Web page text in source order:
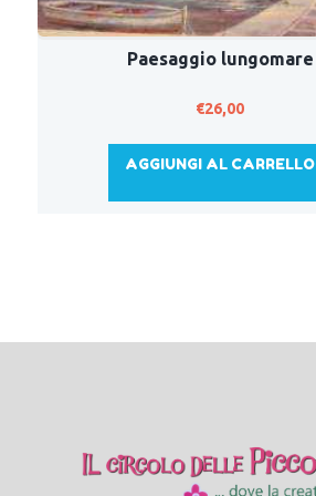
Paesaggio lungomare
€26,00
AGGIUNGI AL CARRELLO